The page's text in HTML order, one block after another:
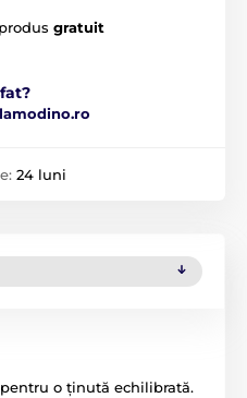
gratuit
24 luni
o ținută echilibrată.